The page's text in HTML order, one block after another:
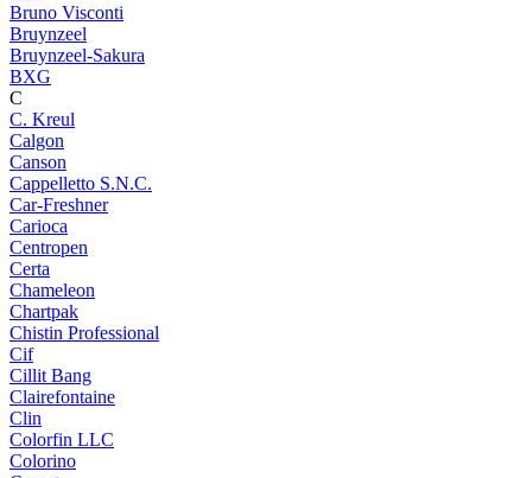
Bruno Visconti
Bruynzeel
Bruynzeel-Sakura
BXG
C
C. Kreul
Calgon
Canson
Cappelletto S.N.C.
Car-Freshner
Carioca
Centropen
Certa
Chameleon
Chartpak
Chistin Professional
Cif
Cillit Bang
Clairefontaine
Clin
Colorfin LLC
Colorino